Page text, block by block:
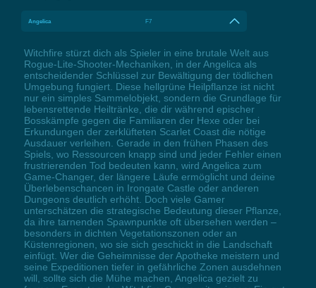
Angelica F7
Witchfire stürzt dich als Spieler in eine brutale Welt aus
Rogue-Lite-Shooter-Mechaniken, in der Angelica als
entscheidender Schlüssel zur Bewältigung der tödlichen
Umgebung fungiert. Diese hellgrüne Heilpflanze ist nicht
nur ein simples Sammelobjekt, sondern die Grundlage für
lebensrettende Heiltränke, die dir während epischer
Bosskämpfe gegen die Familiaren der Hexe oder bei
Erkundungen der zerklüfteten Scarlet Coast die nötige
Ausdauer verleihen. Gerade in den frühen Phasen des
Spiels, wo Ressourcen knapp sind und jeder Fehler einen
frustrierenden Tod bedeuten kann, wird Angelica zum
Game-Changer, der längere Läufe ermöglicht und deine
Überlebenschancen in Irongate Castle oder anderen
Dungeons deutlich erhöht. Doch viele Gamer
unterschätzen die strategische Bedeutung dieser Pflanze,
da ihre tarnenden Spawnpunkte oft übersehen werden –
besonders in dichten Vegetationszonen oder an
Küstenregionen, wo sie sich geschickt in die Landschaft
einfügt. Wer die Geheimnisse der Apotheke meistern und
seine Expeditionen tiefer in gefährliche Zonen ausdehnen
will, sollte sich die Mühe machen, Angelica gezielt zu